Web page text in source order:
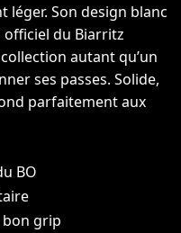
léger. Son design blanc
du Biarritz
autant qu’un
ses passes. Solide,
parfaitement aux
BO
grip